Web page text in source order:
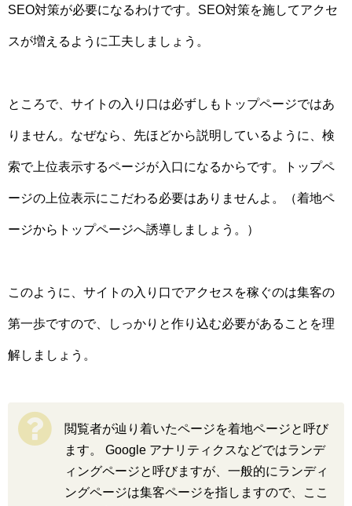
SEO対策が必要になるわけです。SEO対策を施してアクセ
スが増えるように工夫しましょう。
ところで、サイトの入り口は必ずしもトップページではあ
りません。なぜなら、先ほどから説明しているように、検
索で上位表示するページが入口になるからです。トップペ
ージの上位表示にこだわる必要はありませんよ。（着地ペ
ージからトップページへ誘導しましょう。）
このように、サイトの入り口でアクセスを稼ぐのは集客の
第一歩ですので、しっかりと作り込む必要があることを理
解しましょう。
閲覧者が辿り着いたページを着地ページと呼び
ます。 Google アナリティクスなどではランデ
ィングページと呼びますが、一般的にランディ
ングページは集客ページを指しますので、ここ